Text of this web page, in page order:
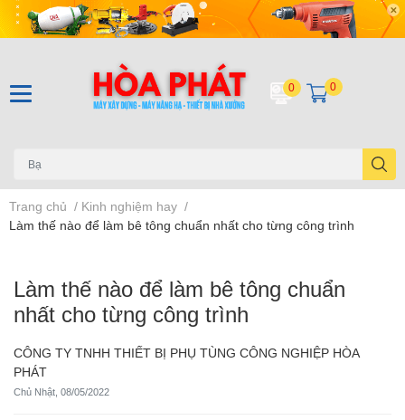
0 0
Trang chủ / Kinh nghiệm hay /
Làm thế nào để làm bê tông chuẩn nhất cho từng công trình
Làm thế nào để làm bê tông chuẩn
nhất cho từng công trình
CÔNG TY TNHH THIẾT BỊ PHỤ TÙNG CÔNG NGHIỆP HÒA
PHÁT
Chủ Nhật, 08/05/2022